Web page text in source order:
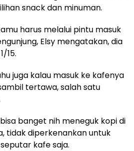
snack dan minuman.
harus melalui pintu masuk
Elsy mengatakan, dia
15.
juga kalau masuk ke kafenya
tertawa, salah satu
banget nih meneguk kopi di
tidak diperkenankan untuk
kafe saja.